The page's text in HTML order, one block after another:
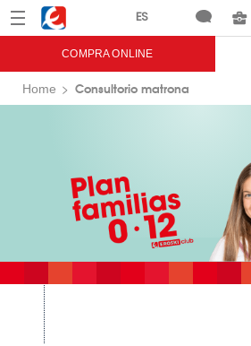
Menú Eroski
COMPRA ONLINE
Home Consultorio matrona